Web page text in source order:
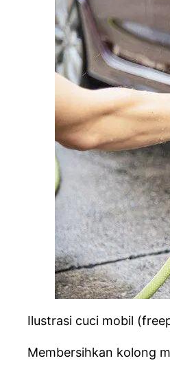
Ilustrasi cuci mobil
Membersihkan kolong